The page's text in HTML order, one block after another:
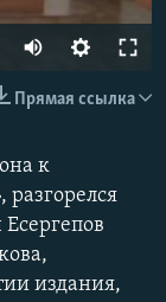
Прямая ссылка
к
издания,